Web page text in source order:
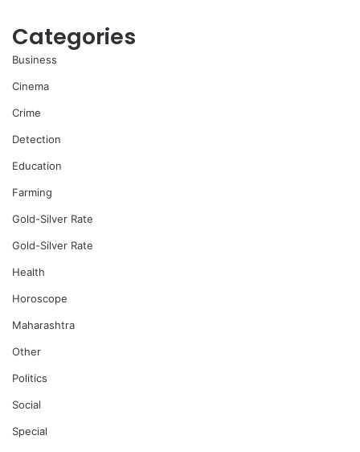
Categories
Business
Cinema
Crime
Detection
Education
Farming
Gold-Silver Rate
Gold-Silver Rate
Health
Horoscope
Maharashtra
Other
Politics
Social
Special